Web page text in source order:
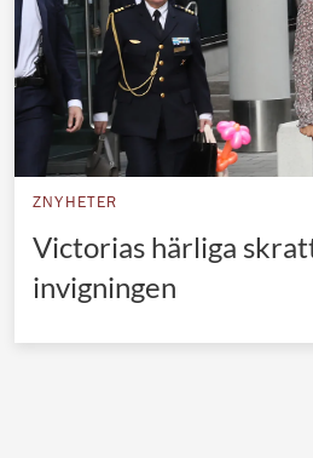
ZNYHETER
Victorias härliga
invigningen